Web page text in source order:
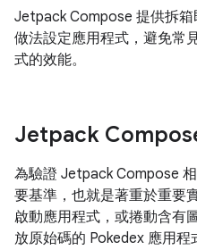
Jetpack Compose 提供拆
做法設定應用程式，避免常
式的效能。
Jetpack
為驗證 Jetpack Compose
要基準，也就是著重於重要
啟動應用程式，或捲動含有
放原始碼的 Pokedex 應用